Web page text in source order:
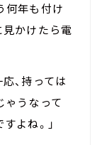
何年も付け
見かけたら電
、持っては
ゃうなって
よね。」